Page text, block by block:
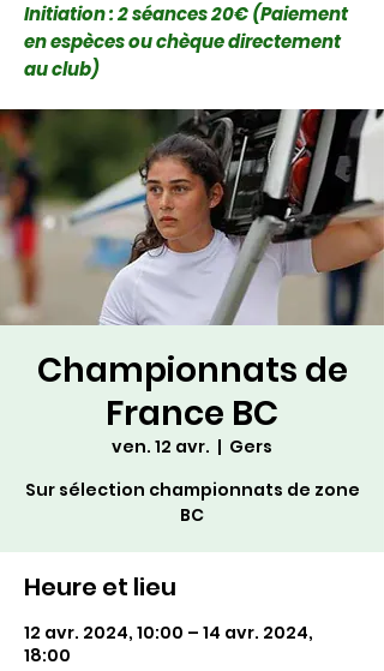
Initiation : 2 séances 20€ (Paiement
en espèces ou chèque directement
au club)
Championnats de
France BC
ven. 12 avr.
  |
Gers
Sur sélection championnats de zone
BC
Heure et lieu
12 avr. 2024, 10:00 – 14 avr. 2024,
18:00